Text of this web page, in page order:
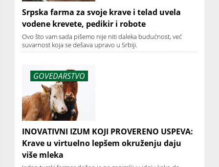
Srpska farma za svoje krave i telad uvela
vodene krevete, pedikir i robote
Ovo što vam sada pišemo nije niti daleka budućnost, već
suvarnost koja se dešava upravo u Srbiji.
GOVEDARSTVO
INOVATIVNI IZUM KOJI PROVERENO USPEVA:
Krave u virtuelno lepšem okruženju daju
više mleka